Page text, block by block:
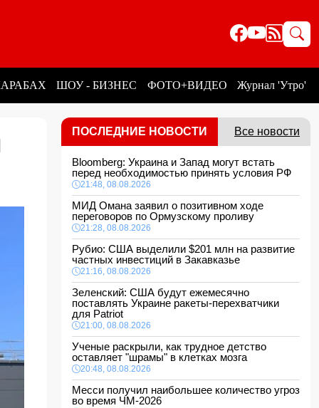
ШОУ - БИЗНЕС ФОТО+ВИДЕО Журнал 'Утро'
ПОСЛЕДНИЕ НОВОСТИ Все новости
Bloomberg: Украина и Запад могут встать
перед необходимостью принять условия РФ
21:48, 08.08.2026
МИД Омана заявил о позитивном ходе
переговоров по Ормузскому проливу
21:28, 08.08.2026
Рубио: США выделили $201 млн на развитие
частных инвестиций в Закавказье
21:16, 08.08.2026
Зеленский: США будут ежемесячно
поставлять Украине ракеты-перехватчики
для Patriot
21:00, 08.08.2026
Ученые раскрыли, как трудное детство
оставляет "шрамы" в клетках мозга
20:48, 08.08.2026
Месси получил наибольшее количество угроз
во время ЧМ-2026